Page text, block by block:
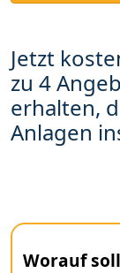
Jetzt
zu 4
erhalten,
Anlagen
Worauf